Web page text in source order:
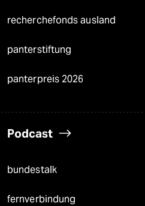
recherchefonds ausland
panterstiftung
panterpreis 2026
Podcast
bundestalk
fernverbindung